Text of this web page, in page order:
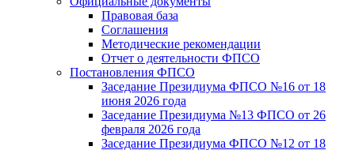
Правовая база
Соглашения
Методические рекомендации
Отчет о деятельности ФПСО
Постановления ФПСО
Заседание Президиума ФПСО №16 от 18
июня 2026 года
Заседание Президиума №13 ФПСО от 26
февраля 2026 года
Заседание Президиума ФПСО №12 от 18